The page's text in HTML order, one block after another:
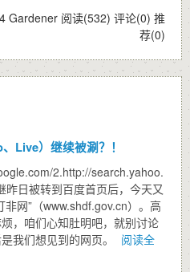
Gardener 阅读(532) 评论(0) 推
荐(0)
Live）继续被涮？！
2.http://search.yahoo.
日被转到百度首页后，今天又
网”（www.shdf.gov.cn）。高
，咱们心知肚明吧，就别讨论
我们想见到的网页。
阅读全